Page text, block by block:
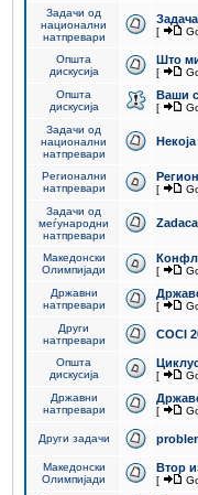
Задачи од
национални
натпревари
[
Општа
дискусија
Што
[
Општа
дискусија
Ваши
[
Задачи од
национални
натпревари
Регионални
натпревари
[
Задачи од
меѓународни
натпревари
Македонски
Олимпијади
[
Државни
натпревари
[
Други
натпревари
COCI
Општа
дискусија
[
Државни
натпревари
[
Други задачи
Македонски
Олимпијади
Втор
[